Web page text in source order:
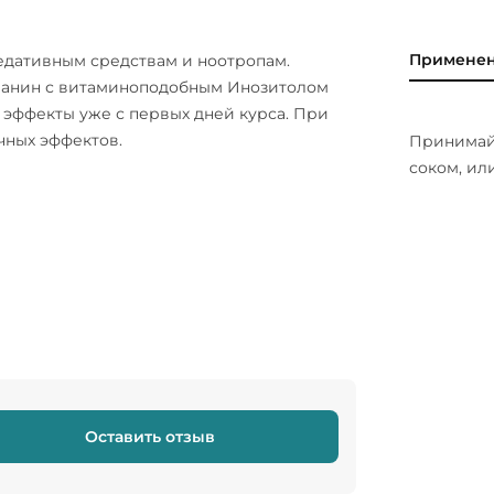
средствам и ноотропам.
с витаминоподобным Инозитолом
уже с первых дней курса. При
эффектов.
соком,
Оставить отзыв